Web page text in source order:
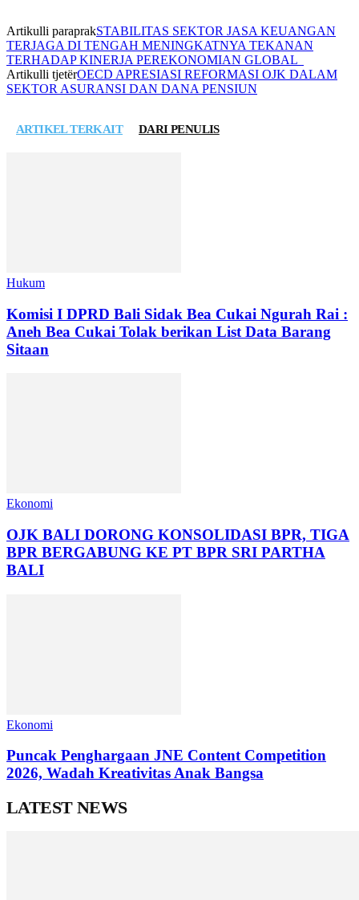
Artikulli paraprakSTABILITAS SEKTOR JASA KEUANGAN
TERJAGA DI TENGAH MENINGKATNYA TEKANAN
TERHADAP KINERJA PEREKONOMIAN GLOBAL
Artikulli tjetërOECD APRESIASI REFORMASI OJK DALAM
SEKTOR ASURANSI DAN DANA PENSIUN
ARTIKEL TERKAIT DARI PENULIS
Hukum
Komisi I DPRD Bali Sidak Bea Cukai Ngurah Rai :
Aneh Bea Cukai Tolak berikan List Data Barang
Sitaan
Ekonomi
OJK BALI DORONG KONSOLIDASI BPR, TIGA
BPR BERGABUNG KE PT BPR SRI PARTHA
BALI
Ekonomi
Puncak Penghargaan JNE Content Competition
2026, Wadah Kreativitas Anak Bangsa
LATEST NEWS